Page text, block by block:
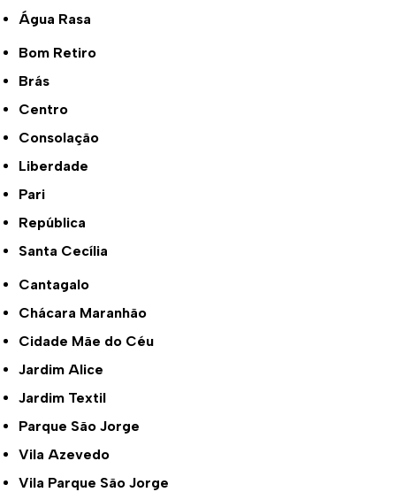
Água Rasa
Bom Retiro
Brás
Centro
Consolação
Liberdade
Pari
República
Santa Cecília
Cantagalo
Chácara Maranhão
Cidade Mãe do Céu
Jardim Alice
Jardim Textil
Parque São Jorge
Vila Azevedo
Vila Parque São Jorge